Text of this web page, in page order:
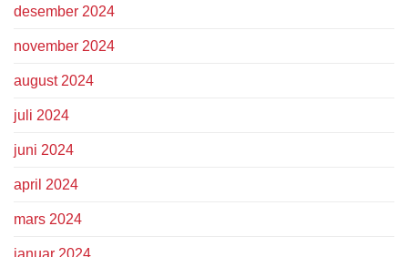
desember 2024
november 2024
august 2024
juli 2024
juni 2024
april 2024
mars 2024
januar 2024